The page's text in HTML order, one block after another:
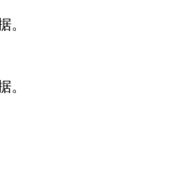
。
。